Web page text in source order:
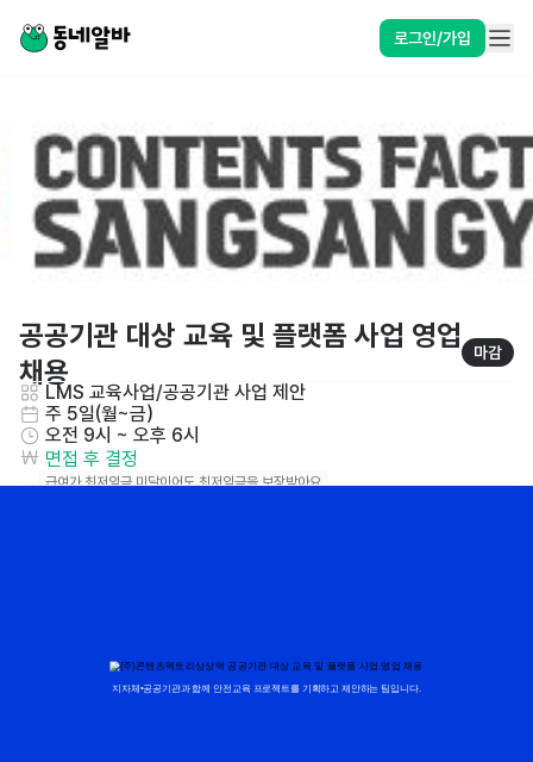
로그인/가입
공공기관 대상 교육 및 플랫폼 사업 영업
채용
마감
LMS 교육사업/공공기관 사업 제안
주 5일(월~금)
오전 9시 ~ 오후 6시
면접 후 결정
급여가 최저임금 미달이어도 최저임금을 보장받아요